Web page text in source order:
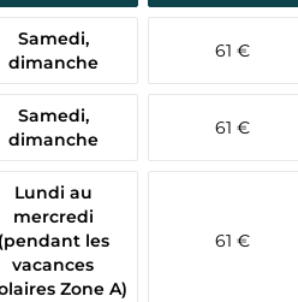
Samedi,
dimanche
61 €
Samedi,
dimanche
61 €
Lundi au
mercredi
(pendant les
vacances
Zone A)
61 €